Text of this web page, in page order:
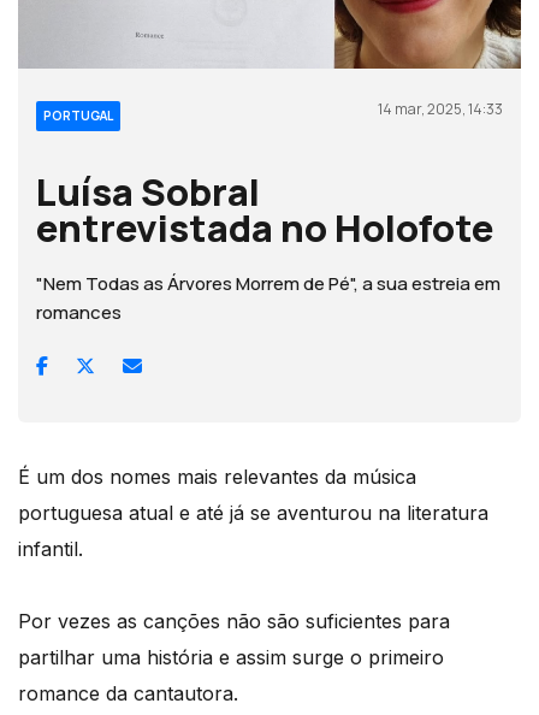
PORTUGAL 14 mar, 2025, 14:33
Luísa Sobral
entrevistada no Holofote
"Nem Todas as Árvores Morrem de Pé", a sua estreia em
romances
É um dos nomes mais relevantes da música
portuguesa atual e até já se aventurou na literatura
infantil.
Por vezes as canções não são suficientes para
partilhar uma história e assim surge o primeiro
romance da cantautora.